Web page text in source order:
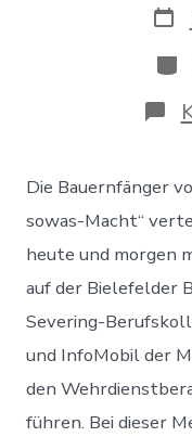
des
Die Bauernfänger
sowas-Macht“
heute und morgen
auf der Bielefelder
Severing-
und InfoMobil der
den
führen. Bei dieser